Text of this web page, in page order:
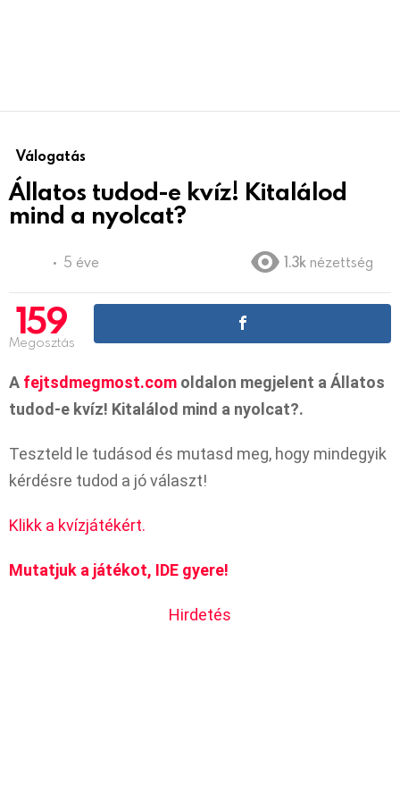
Válogatás
Állatos tudod-e kvíz! Kitalálod
mind a nyolcat?
5 éve 1.3k nézettség
159
Megosztás
A fejtsdmegmost.com oldalon megjelent a Állatos
tudod-e kvíz! Kitalálod mind a nyolcat?.
Teszteld le tudásod és mutasd meg, hogy mindegyik
kérdésre tudod a jó választ!
Klikk a kvízjátékért.
Mutatjuk a játékot, IDE gyere!
Hirdetés